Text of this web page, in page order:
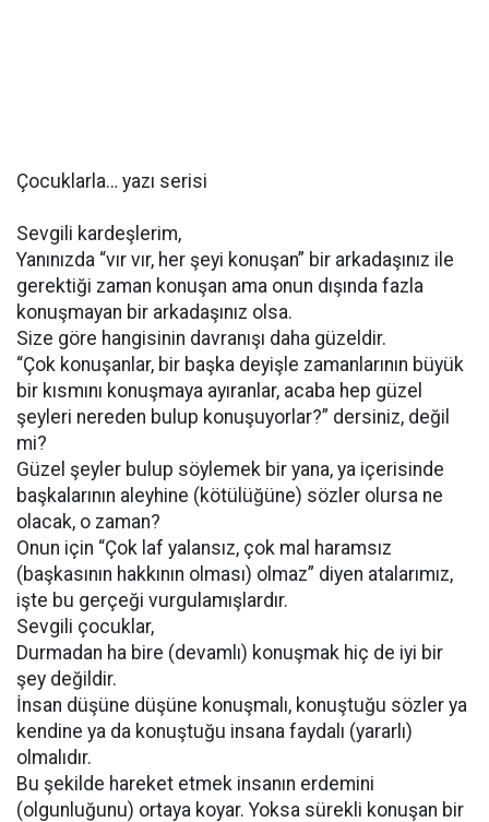
Çocuklarla… yazı serisi
Sevgili kardeşlerim,
Yanınızda “vır vır, her şeyi konuşan” bir arkadaşınız ile
gerektiği zaman konuşan ama onun dışında fazla
konuşmayan bir arkadaşınız olsa.
Size göre hangisinin davranışı daha güzeldir.
“Çok konuşanlar, bir başka deyişle zamanlarının büyük
bir kısmını konuşmaya ayıranlar, acaba hep güzel
şeyleri nereden bulup konuşuyorlar?” dersiniz, değil
mi?
Güzel şeyler bulup söylemek bir yana, ya içerisinde
başkalarının aleyhine (kötülüğüne) sözler olursa ne
olacak, o zaman?
Onun için “Çok laf yalansız, çok mal haramsız
(başkasının hakkının olması) olmaz” diyen atalarımız,
işte bu gerçeği vurgulamışlardır.
Sevgili çocuklar,
Durmadan ha bire (devamlı) konuşmak hiç de iyi bir
şey değildir.
İnsan düşüne düşüne konuşmalı, konuştuğu sözler ya
kendine ya da konuştuğu insana faydalı (yararlı)
olmalıdır.
Bu şekilde hareket etmek insanın erdemini
(olgunluğunu) ortaya koyar. Yoksa sürekli konuşan bir